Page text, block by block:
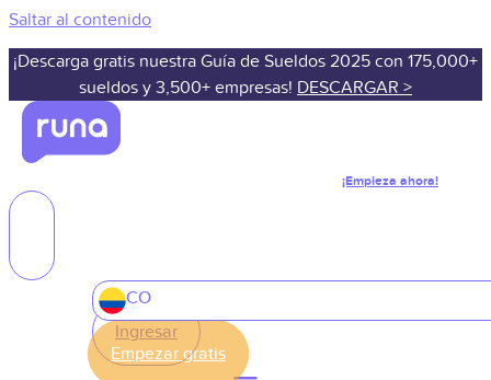
Saltar al contenido
¡Descarga gratis nuestra Guía de Sueldos 2025 con 175,000+
sueldos y 3,500+ empresas! DESCARGAR >
¡Empieza ahora!
Ingresar